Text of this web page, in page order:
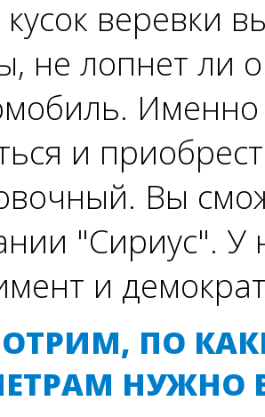
кусок веревки
не лопнет ли
Именно
и
Вы
"Сириус". У
и
ПО
НУЖНО